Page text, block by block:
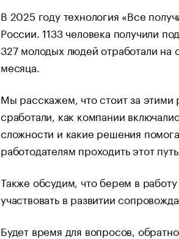
В 2025 году технология «Все
России. 1133 человека получили
327 молодых людей отработали на
месяца.
Мы расскажем, что стоит за этими
сработали, как компании
сложности и какие решения
работодателям проходить этот путь.
Также обсудим, что берем в
участвовать в развитии
Будет время для вопросов,